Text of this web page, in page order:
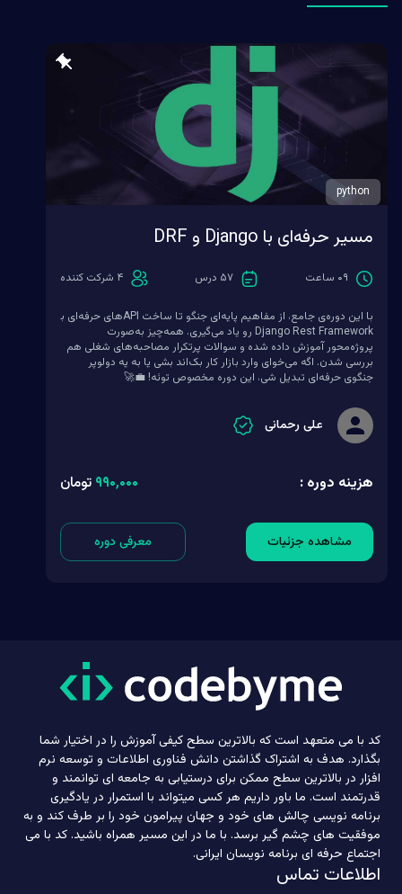
python
مسیر حرفه‌ای با Django و DRF
۰۹ ساعت ۵۷ درس ۴ شرکت کننده
با این دوره‌ی جامع، از مفاهیم پایه‌ای جنگو تا ساخت APIهای حرفه‌ای با
Django Rest Framework رو یاد می‌گیری. همه‌چیز به‌صورت
پروژه‌محور آموزش داده شده و سوالات پرتکرار مصاحبه‌های شغلی هم
بررسی شدن. اگه می‌خوای وارد بازار کار بک‌اند بشی یا به یه دولوپر
جنگوی حرفه‌ای تبدیل شی، این دوره مخصوص توئه! 💼🚀
علی رحمانی
هزینه دوره : تومان ۹۹۰٬۰۰۰
مشاهده جزئیات معرفی دوره
کد با می متعهد است که بالاترین سطح کیفی آموزش را در اختیار شما
بگذارد. هدف به اشتراک گذاشتن دانش فناوری اطلاعات و توسعه نرم
افزار در بالاترین سطح ممکن برای درستیابی به جامعه ای توانمند و
قدرتمند است. ما باور داریم هر کسی میتواند با استمرار در یادگیری
برنامه نویسی چالش های خود و جهان پیرامون خود را بر طرف کند و به
موفقیت های چشم گیر برسد. با ما در این مسیر همراه باشید. کد با می
اجتماع حرفه ای برنامه نویسان ایرانی.
اطلاعات تماس